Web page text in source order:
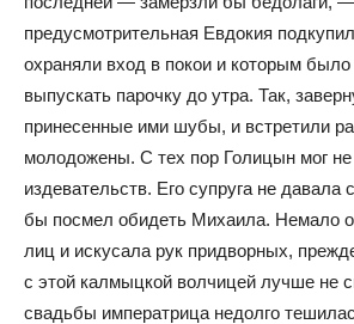
предусмотрительная Евдокия
охраняли вход в покои и которым
выпускать парочку до утра. Так,
принесенные ими шубы, и встретили
молодожены. С тех пор Голицын мог не
издевательств. Его супруга не давала
бы посмел обидеть Михаила. Немало
лиц и искусала рук придворных,
с этой калмыцкой волчицей лучше не
свадьбы императрица недолго